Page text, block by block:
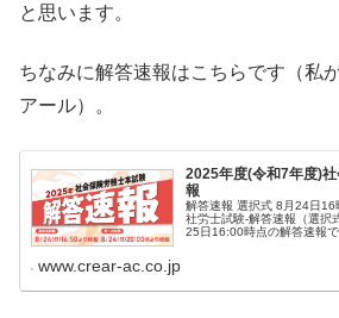
と思います。
ちなみに解答速報はこちらです（私
アール）。
2025年度(令和7年度)
報
解答速報 選択式 8月24日
社労士試験-解答速報（選択
25日16:00時点の解答速報
www.crear-ac.co.jp